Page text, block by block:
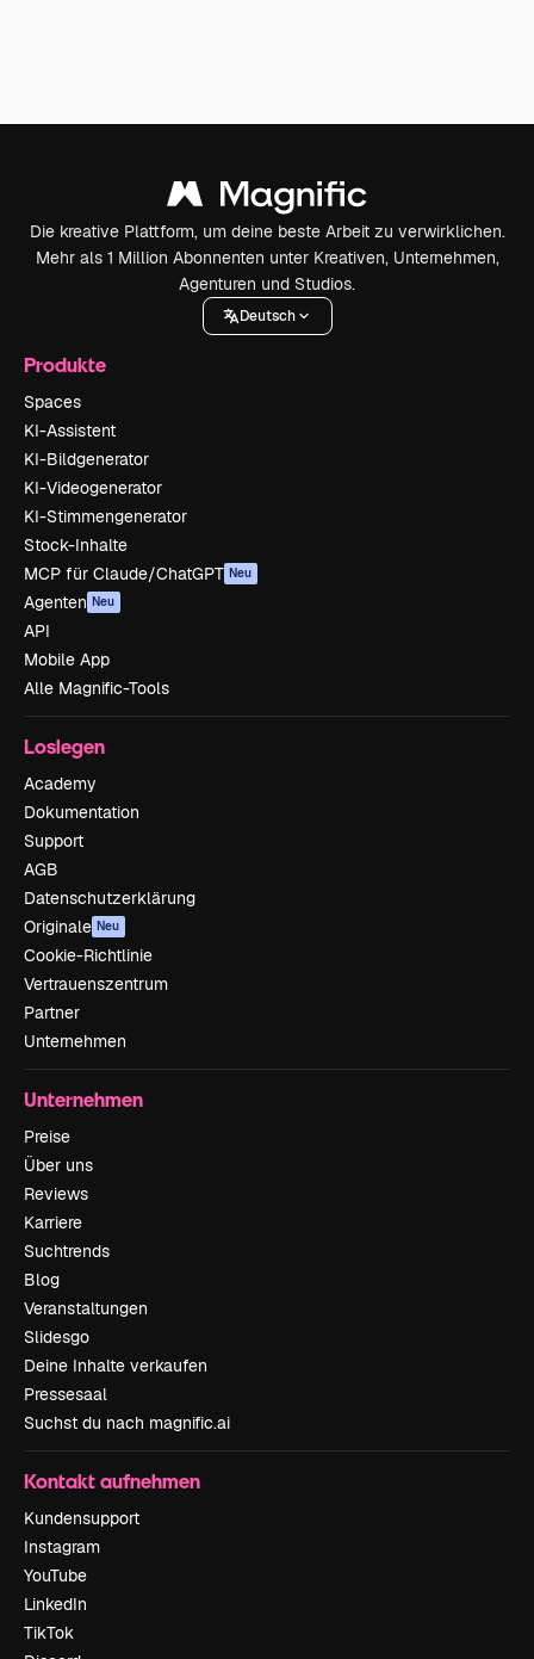
Die kreative Plattform, um deine beste Arbeit zu verwirklichen.
Mehr als 1 Million Abonnenten unter Kreativen, Unternehmen,
Agenturen und Studios.
Deutsch
Produkte
Spaces
KI-Assistent
KI-Bildgenerator
KI-Videogenerator
KI-Stimmengenerator
Stock-Inhalte
MCP für Claude/ChatGPT Neu
Agenten Neu
API
Mobile App
Alle Magnific-Tools
Loslegen
Academy
Dokumentation
Support
AGB
Datenschutzerklärung
Originale Neu
Cookie-Richtlinie
Vertrauenszentrum
Partner
Unternehmen
Unternehmen
Preise
Über uns
Reviews
Karriere
Suchtrends
Blog
Veranstaltungen
Slidesgo
Deine Inhalte verkaufen
Pressesaal
Suchst du nach magnific.ai
Kontakt aufnehmen
Kundensupport
Instagram
YouTube
LinkedIn
TikTok